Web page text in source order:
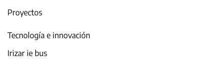
Proyectos
Tecnología e innovación
Irizar ie bus